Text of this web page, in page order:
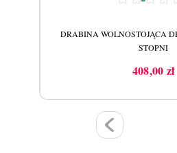
DRABINA WOLNOSTOJĄCA
STOPNI
Cena
408,00 zł